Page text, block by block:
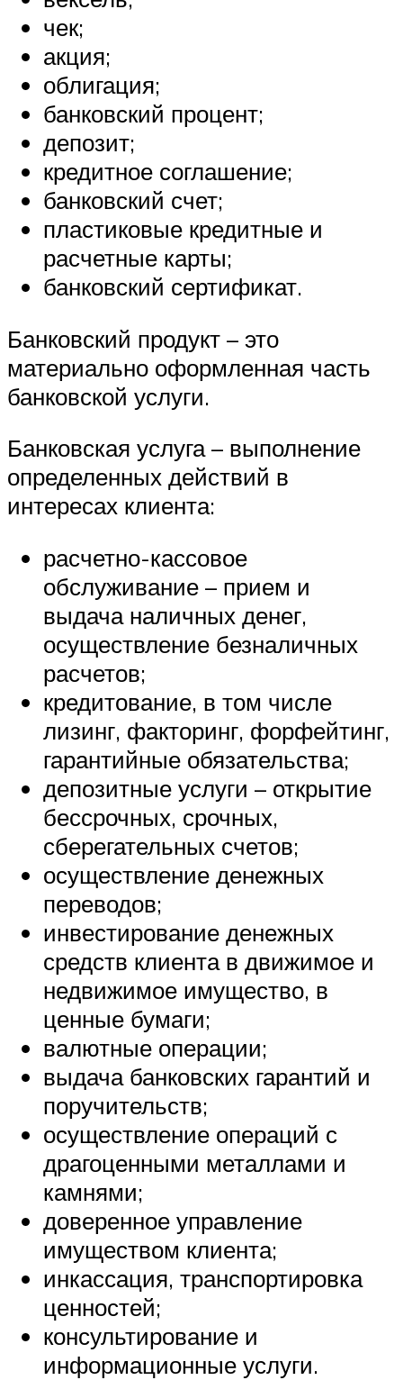
чек;
акция;
облигация;
банковский процент;
депозит;
кредитное соглашение;
банковский счет;
пластиковые кредитные и
расчетные карты;
банковский сертификат.
Банковский продукт – это
материально оформленная часть
банковской услуги.
Банковская услуга – выполнение
определенных действий в
интересах клиента:
расчетно-кассовое
обслуживание – прием и
выдача наличных денег,
осуществление безналичных
расчетов;
кредитование, в том числе
лизинг, факторинг, форфейтинг,
гарантийные обязательства;
депозитные услуги – открытие
бессрочных, срочных,
сберегательных счетов;
осуществление денежных
переводов;
инвестирование денежных
средств клиента в движимое и
недвижимое имущество, в
ценные бумаги;
валютные операции;
выдача банковских гарантий и
поручительств;
осуществление операций с
драгоценными металлами и
камнями;
доверенное управление
имуществом клиента;
инкассация, транспортировка
ценностей;
консультирование и
информационные услуги.